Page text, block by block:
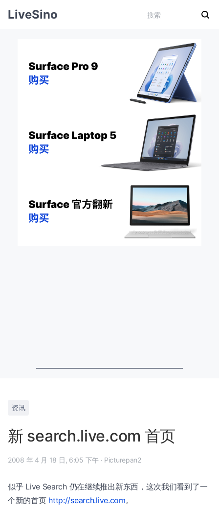
LiveSino
资讯
新 search.live.com 首页
2008 年 4 月 18 日, 6:05 下午 · Picturepan2
似乎 Live Search 仍在继续推出新东西，这次我们看到了一
个新的首页 http://search.live.com。